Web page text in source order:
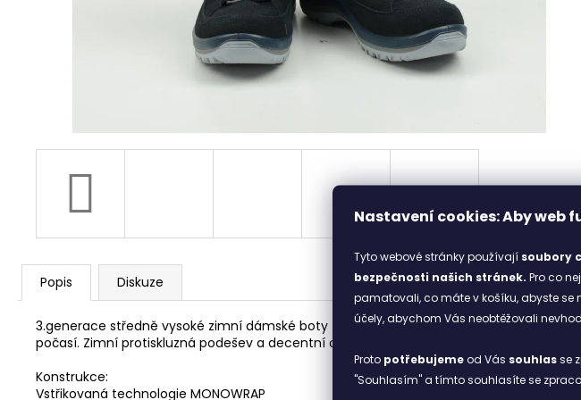
Nastavení cookies: Aby web
Tyto webové stránky používají soubory
bezpečnosti našich stránek. Pro co
pamatovali, co máte v košíku, abyste se
účely, abychom Vás neobtěžovali
Proto potřebujemeod Vás souhlasse
"Souhlasím" a tímto souhlasíte se
Popis Diskuze
3.generace středně vysoké zimní dámské boty z populární kolekce ALBA, BARINA,
počasí. Zimní protiskluzná podešev a decentní opěrný a ochranný rám MONOWRAP
Konstrukce:
Vstřikovaná technologie MONOWRAP
2 398 Kč